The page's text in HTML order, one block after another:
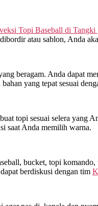
Topi Baseball di Tangki
atau sablon, Anda
beragam. Anda dapat
yang tepat sesuai
topi sesuai selera yang
saat Anda memilih warna.
bucket, topi
berdiskusi dengan tim